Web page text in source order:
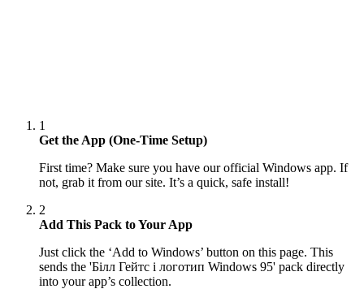
1
Get the App (One-Time Setup)
First time? Make sure you have our official Windows app. If
not, grab it from our site. It’s a quick, safe install!
2
Add This Pack to Your App
Just click the ‘Add to Windows’ button on this page. This
sends the 'Білл Гейтс і логотип Windows 95' pack directly
into your app’s collection.